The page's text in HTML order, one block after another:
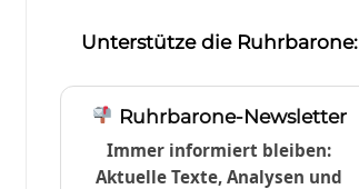
Unterstütze die Ruhrbarone:
Ruhrbarone-Newsletter
Immer informiert bleiben:
Aktuelle Texte, Analysen und